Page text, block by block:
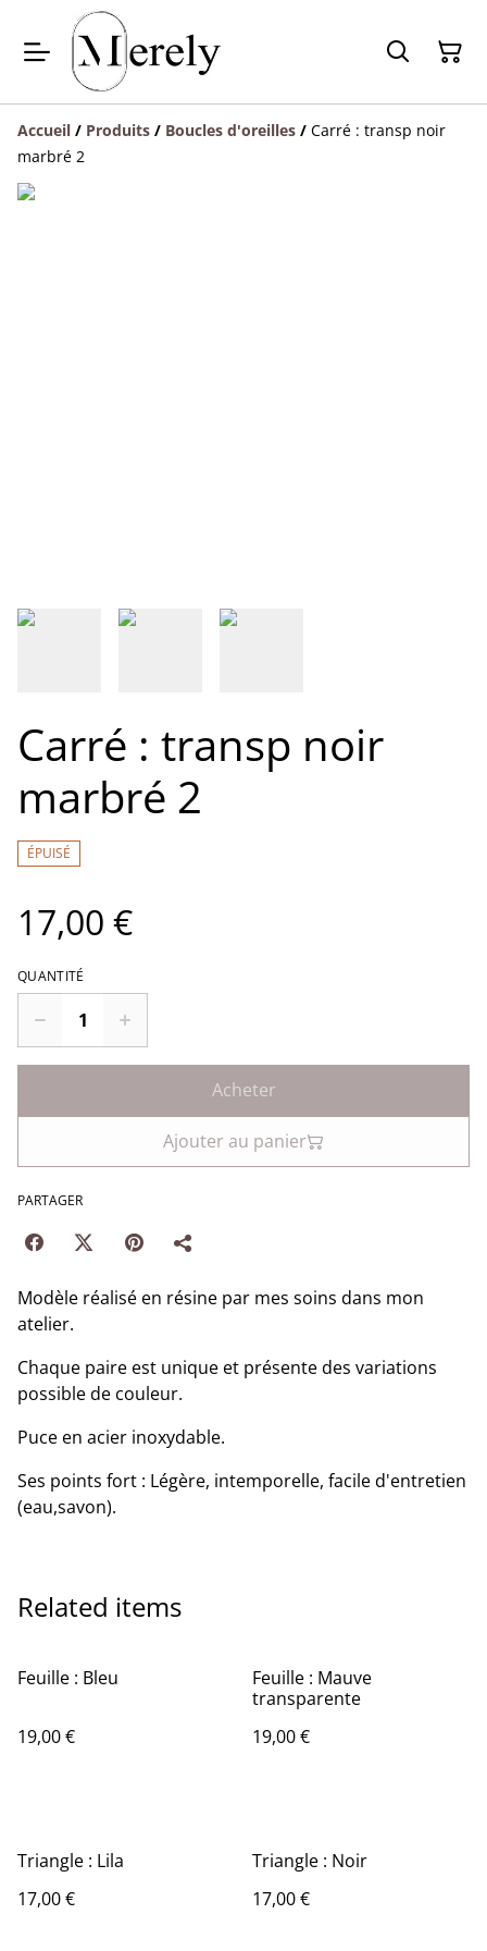
Accueil / Produits / Boucles d'oreilles / Carré : transp noir
marbré 2
Carré : transp noir
marbré 2
ÉPUISÉ
17,00 €
QUANTITÉ
Acheter
Ajouter au panier
PARTAGER
Modèle réalisé en résine par mes soins dans mon
atelier.
Chaque paire est unique et présente des variations
possible de couleur.
Puce en acier inoxydable.
Ses points fort : Légère, intemporelle, facile d'entretien
(eau,savon).
Related items
Feuille : Bleu
19,00 €
Feuille : Mauve
transparente
19,00 €
Triangle : Lila
17,00 €
Triangle : Noir
17,00 €